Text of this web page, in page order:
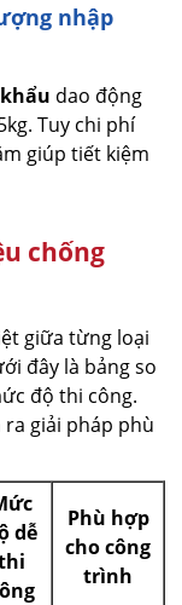
nhập
dao động
Tuy chi phí
giúp tiết kiệm
chống
giữa từng loại
đây là bảng so
độ thi công.
giải pháp phù
dễ
Phù hợp
cho công
trình